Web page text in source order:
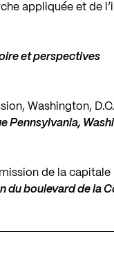
appliquée et de
et perspectives
Washington, D.C.
Pennsylvania,
de la capitale
boulevard de la